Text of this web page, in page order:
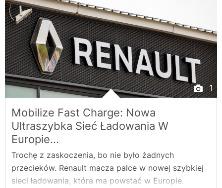
1
Mobilize Fast Charge: Nowa
Ultraszybka Sieć Ładowania W
Europie...
Trochę z zaskoczenia, bo nie było żadnych
przecieków. Renault macza palce w nowej szybkiej
sieci ładowania, która ma powstać w Europie.